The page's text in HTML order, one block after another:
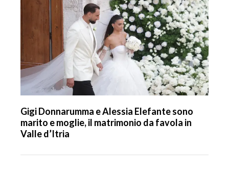
Gigi Donnarumma e Alessia Elefante sono
marito e moglie, il matrimonio da favola in
Valle d’Itria